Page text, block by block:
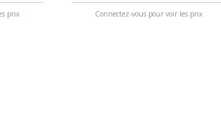
prix Connectez-vous pour voir les prix